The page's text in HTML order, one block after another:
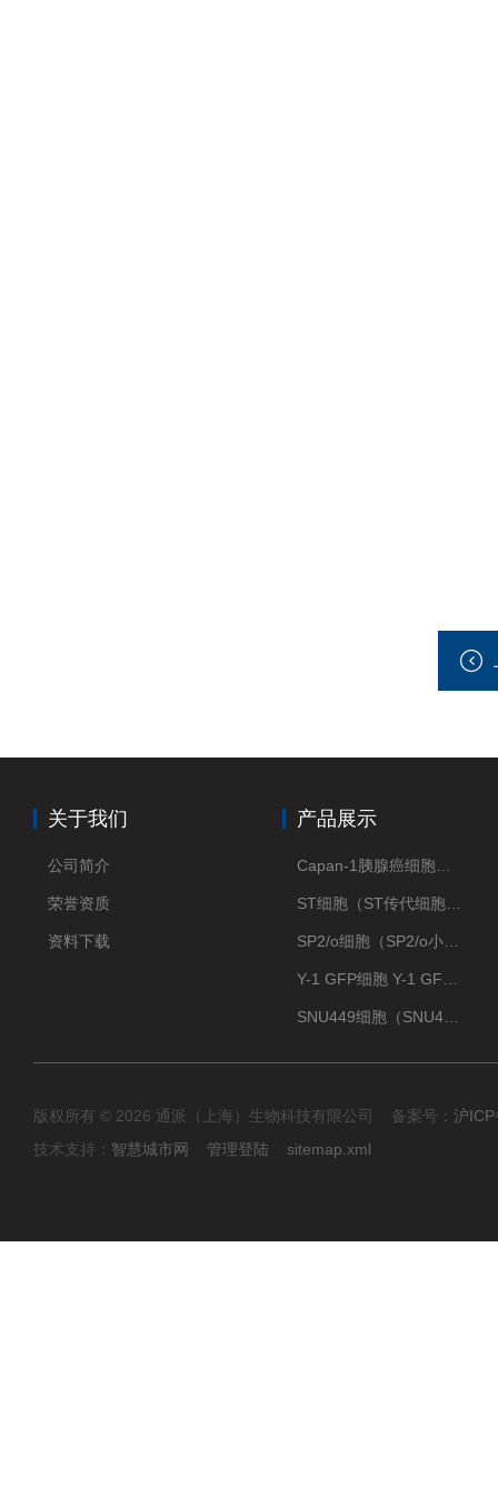
关于我们
公司简介
荣誉资质
资料下载
产品展示
版权所有 © 2026 通派（上海）生物科技有限公司 备案号： 沪
技术支持： 智慧城市网 管理登陆 sitemap.xml